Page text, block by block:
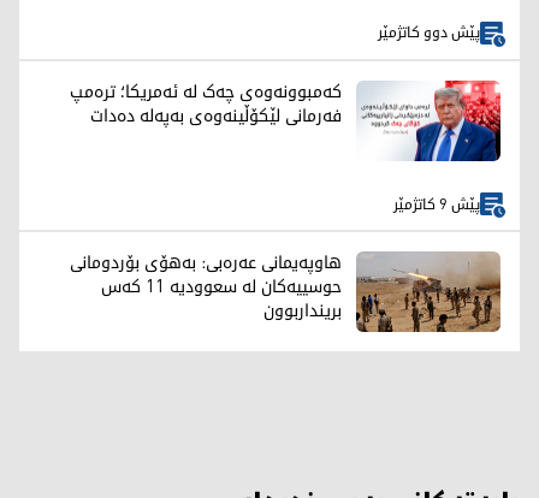
پێش دوو کاتژمێر
کەمبوونەوەی چەک لە ئەمریکا؛ ترەمپ
فەرمانی لێکۆڵینەوەی بەپەلە دەدات
پێش 9 کاتژمێر
هاوپەیمانی عەرەبی: بەهۆی بۆردومانی
حوسییەکان لە سعوودیە 11 کەس
برینداربوون